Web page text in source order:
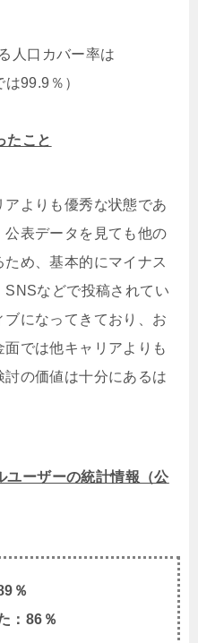
人口カバー率は
99.9％）
たこと
よりも優秀な状態であ
公表データを見ても他の
め、基本的にマイナス
SNSなどで投稿されてい
になってきており、お
では他キャリアよりも
の価値は十分にあるは
ユーザーの統計情報（公
％
：86％